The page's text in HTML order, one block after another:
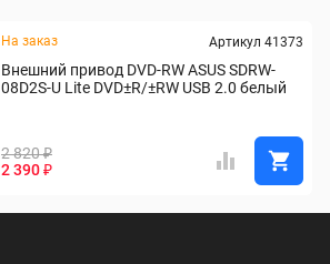
На заказ Артикул 41373
Внешний привод DVD-RW ASUS SDRW-
08D2S-U Lite DVD±R/±RW USB 2.0 белый
2 820 ₽
2 390 ₽